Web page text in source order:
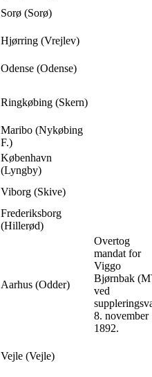
Sorø (Sorø)
Hjørring (Vrejlev)
Odense (Odense)
Ringkøbing (Skern)
Maribo (Nykøbing
F.)
København
(Lyngby)
Viborg (Skive)
Frederiksborg
(Hillerød)
Aarhus (Odder)
Overtog
mandat for
Viggo
Bjørnbak
ved
8. november
1892.
Vejle (Vejle)